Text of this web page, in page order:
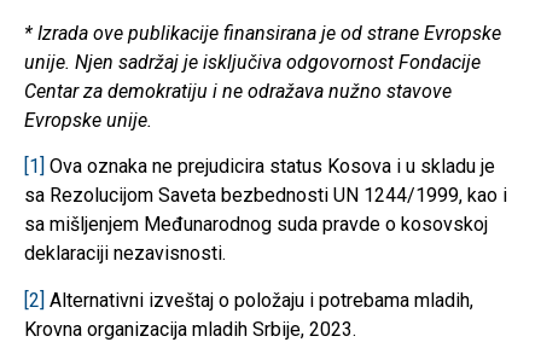
* Izrada ove publikacije finansirana je od strane Evropske
unije. Njen sadržaj je isključiva odgovornost Fondacije
Centar za demokratiju i ne odražava nužno stavove
Evropske unije.
[1] Ova oznaka ne prejudicira status Kosova i u skladu je
sa Rezolucijom Saveta bezbednosti UN 1244/1999, kao i
sa mišljenjem Međunarodnog suda pravde o kosovskoj
deklaraciji nezavisnosti.
[2] Alternativni izveštaj o položaju i potrebama mladih,
Krovna organizacija mladih Srbije, 2023.